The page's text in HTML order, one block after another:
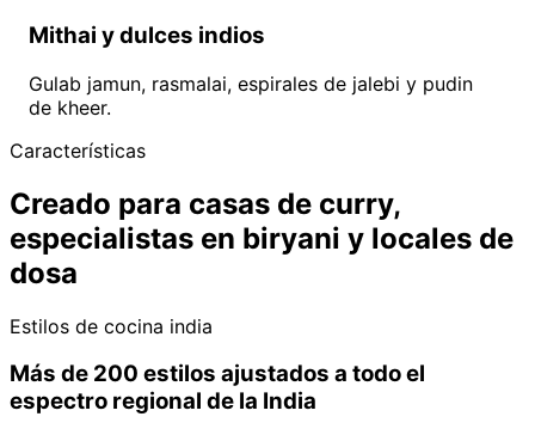
Mithai y dulces indios
Gulab jamun, rasmalai, espirales de jalebi y pudin
de kheer.
Características
Creado para casas de curry,
especialistas en biryani y locales de
dosa
Estilos de cocina india
Más de 200 estilos ajustados a todo el
espectro regional de la India